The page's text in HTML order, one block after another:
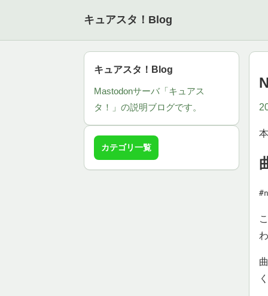
キュアスタ！Blog
キュアスタ！Blog
Mastodonサーバ「キュアス
タ！」の説明ブログです。
カテゴリ一覧